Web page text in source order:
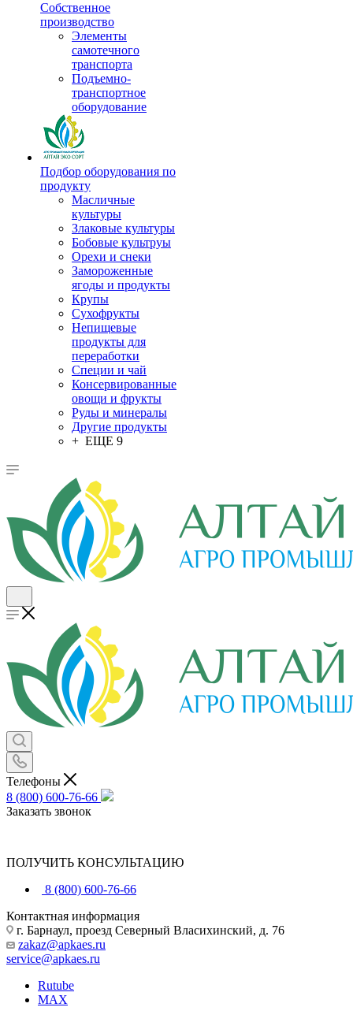
Собственное
производство
Элементы
самотечного
транспорта
Подъемно-
транспортное
оборудование
Подбор оборудования по
продукту
Масличные
культуры
Злаковые культуры
Бобовые культруы
Орехи и снеки
Замороженные
ягоды и продукты
Крупы
Сухофрукты
Непищевые
продукты для
переработки
Специи и чай
Консервированные
овощи и фрукты
Руды и минералы
Другие продукты
+ ЕЩЕ 9
Телефоны
8 (800) 600-76-66
Заказать звонок
ПОЛУЧИТЬ КОНСУЛЬТАЦИЮ
8 (800) 600-76-66
Контактная информация
г. Барнаул, проезд Северный Власихинский, д. 76
zakaz@apkaes.ru
service@apkaes.ru
Rutube
MAX